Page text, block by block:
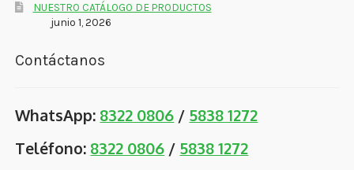
NUESTRO CATÁLOGO DE PRODUCTOS
junio 1, 2026
Contáctanos
WhatsApp: 8322 0806 / 5838 1272
Teléfono: 8322 0806 / 5838 1272